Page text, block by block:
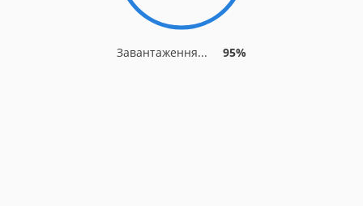
Завантаження... 95%